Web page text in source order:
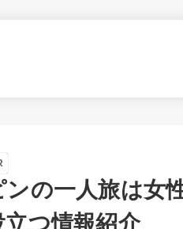
ンの一人旅は女
立つ情報紹介